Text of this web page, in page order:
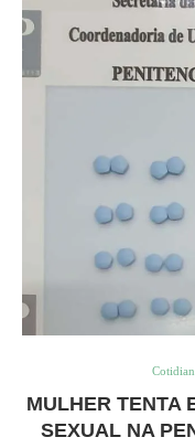
MULHER TENTA
SEXUAL NA